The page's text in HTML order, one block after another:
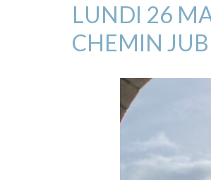
LUNDI 26
CHEMIN